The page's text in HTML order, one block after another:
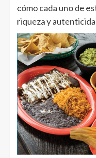
cómo cada uno de
riqueza y